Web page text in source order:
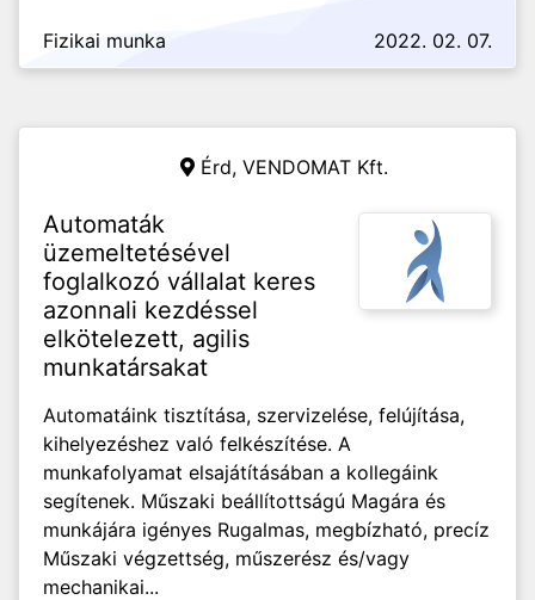
Fizikai munka 2022. 02. 07.
Érd, VENDOMAT Kft.
Automaták
üzemeltetésével
foglalkozó vállalat keres
azonnali kezdéssel
elkötelezett, agilis
munkatársakat
Automatáink tisztítása, szervizelése, felújítása,
kihelyezéshez való felkészítése. A
munkafolyamat elsajátításában a kollegáink
segítenek. Műszaki beállítottságú Magára és
munkájára igényes Rugalmas, megbízható, precíz
Műszaki végzettség, műszerész és/vagy
mechanikai...